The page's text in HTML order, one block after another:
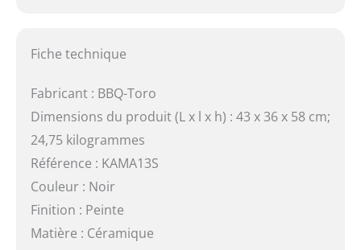
Fiche technique
Fabricant : BBQ-Toro
Dimensions du produit (L x l x h) : 43 x 36 x 58 cm;
24,75 kilogrammes
Référence : KAMA13S
Couleur : Noir
Finition : Peinte
Matière : Céramique